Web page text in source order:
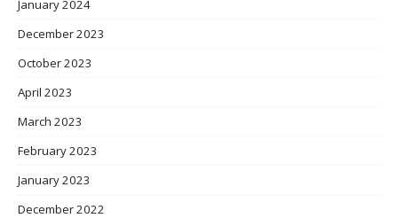
January 2024
December 2023
October 2023
April 2023
March 2023
February 2023
January 2023
December 2022